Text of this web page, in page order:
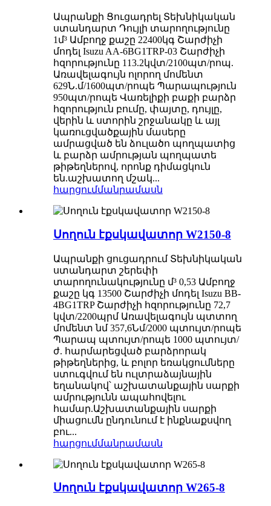
Ապրանքի Ցուցադրել Տեխնիկական
ստանդարտ Դույլի տարողությունը
1մ³ Ամբողջ քաշը 22400կգ Շարժիչի
մոդել Isuzu AA-6BG1TRP-03 Շարժիչի
հզորությունը 113.2կվտ/2100պտ/րոպ.
Առավելագույն ոլորող մոմենտ
629Ն.մ/1600պտ/րոպե Պարապություն
950պտ/րոպե Վառելիքի բաքի բարձր
հզորություն բումը, փայտը, դույլը,
վերին և ստորին շրջանակը և այլ
կառուցվածքային մասերը
ամրացված են ձուլածո պողպատից
և բարձր ամրության պողպատե
թիթեղներով, որոնք դիմացկուն
են.աշխատող մշակ...
հարցումմանրամասն
Սողուն էքսկավատոր W2150-8
Ապրանքի ցուցադրում Տեխնիկական
ստանդարտ շերեփի
տարողունակությունը մ³ 0,53 Ամբողջ
քաշը կգ 13500 Շարժիչի մոդել Isuzu BB-
4BG1TRP Շարժիչի հզորությունը 72,7
կվտ/2200պրմ Առավելագույն պտտող
մոմենտ նմ 357,6Նմ/2000 պտույտ/րոպե
Պարապ պտույտ/րոպե 1000 պտույտ/
ժ. հարմարեցված բարձրորակ
թիթեղներից, և բոլոր եռակցումները
ստուգվում են ուլտրաձայնային
եղանակով՝ աշխատանքային սարքի
ամրությունն ապահովելու
համար.Աշխատանքային սարքի
միացումն ընդունում է ինքնաքսվող
բու...
հարցումմանրամասն
Սողուն էքսկավատոր W265-8